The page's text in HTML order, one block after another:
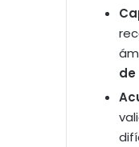
de